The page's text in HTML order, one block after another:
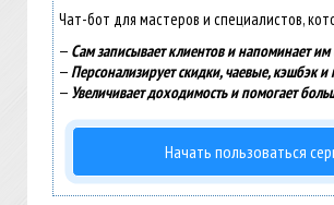
Чат-бот для мастеров и специалистов,
— Сам записывает клиентов и напоминает им
—Персонализирует скидки, чаевые, кэшбэк
— Увеличивает доходимость и помогает
Начать пользоваться